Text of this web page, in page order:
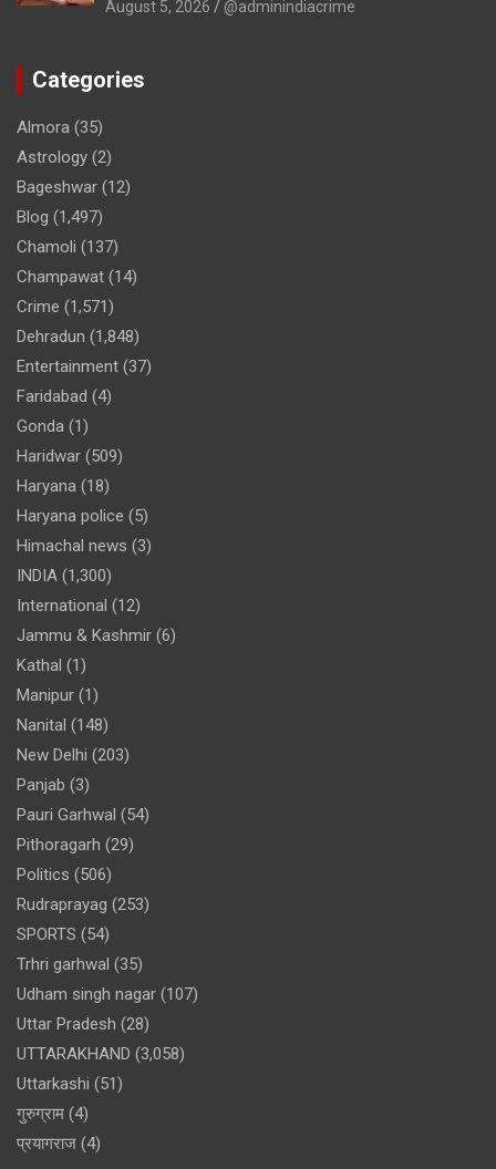
August 5, 2026 @adminindiacrime
Categories
Almora (35)
Astrology (2)
Bageshwar (12)
Blog (1,497)
Chamoli (137)
Champawat (14)
Crime (1,571)
Dehradun (1,848)
Entertainment (37)
Faridabad (4)
Gonda (1)
Haridwar (509)
Haryana (18)
Haryana police (5)
Himachal news (3)
INDIA (1,300)
International (12)
Jammu & Kashmir (6)
Kathal (1)
Manipur (1)
Nanital (148)
New Delhi (203)
Panjab (3)
Pauri Garhwal (54)
Pithoragarh (29)
Politics (506)
Rudraprayag (253)
SPORTS (54)
Trhri garhwal (35)
Udham singh nagar (107)
Uttar Pradesh (28)
UTTARAKHAND (3,058)
Uttarkashi (51)
गुरुग्राम (4)
प्रयागराज (4)